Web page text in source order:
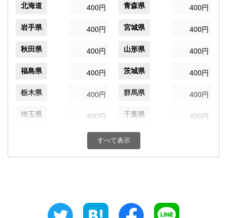
北海道 400円 青森県 400円
岩手県 400円 宮城県 400円
秋田県 400円 山形県 400円
福島県 400円 茨城県 400円
栃木県 400円 群馬県 400円
埼玉県 400円 千葉県 400円
400円 神奈川県
新潟県 400円 富山県 400円
400円 長野県
すべて表示